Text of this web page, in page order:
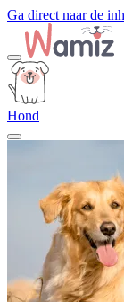
Ga direct naar de
Hond